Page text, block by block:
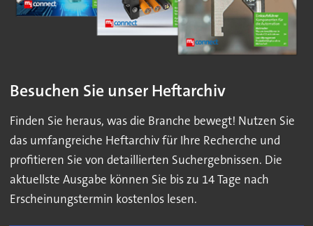
Besuchen Sie unser Heftarchiv
Finden Sie heraus, was die Branche bewegt! Nutzen Sie
das umfangreiche Heftarchiv für Ihre Recherche und
profitieren Sie von detaillierten Suchergebnissen. Die
aktuellste Ausgabe können Sie bis zu 14 Tage nach
Erscheinungstermin kostenlos lesen.